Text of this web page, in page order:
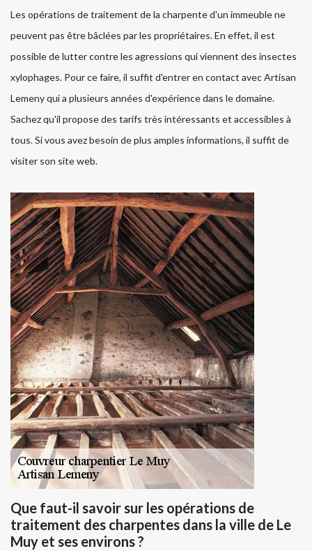
Les opérations de traitement de la charpente d'un immeuble ne
peuvent pas être bâclées par les propriétaires. En effet, il est
possible de lutter contre les agressions qui viennent des insectes
xylophages. Pour ce faire, il suffit d'entrer en contact avec Artisan
Lemeny qui a plusieurs années d'expérience dans le domaine.
Sachez qu'il propose des tarifs très intéressants et accessibles à
tous. Si vous avez besoin de plus amples informations, il suffit de
visiter son site web.
Que faut-il savoir sur les opérations de
traitement des charpentes dans la ville de Le
Muy et ses environs ?